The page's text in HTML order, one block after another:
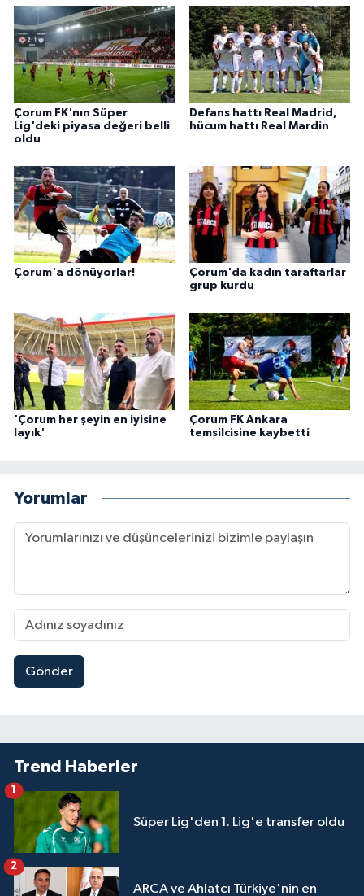
Çorum FK'nın Süper
Lig'deki piyasa değeri belli
oldu
Defans hattı Real Madrid,
hücum hattı Real Mardin
Çorum'a dönüyorlar!
Çorum'da kadın taraftarlar
grup kurdu
'Çorum her şeyin en iyisine
layık'
Çorum FK Ankara
temsilcisine kaybetti
Yorumlar
Gönder
Trend Haberler
Süper Lig'den 1. Lig'e transfer oldu
1
ARCA ve Ahlatcı Türkiye'nin en
2